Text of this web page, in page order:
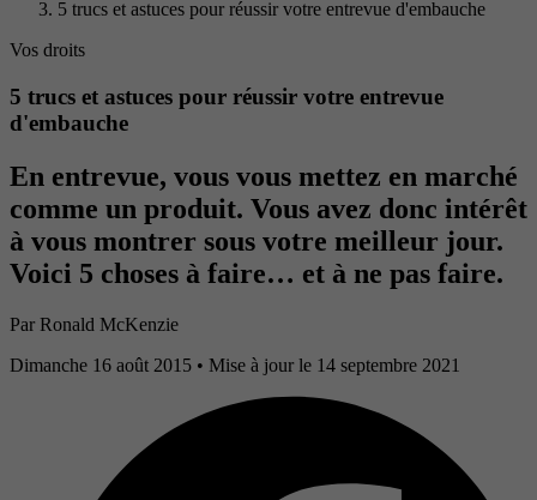
5 trucs et astuces pour réussir votre entrevue d'embauche
Vos droits
5 trucs et astuces pour réussir votre entrevue
d'embauche
En entrevue, vous vous mettez en marché
comme un produit. Vous avez donc intérêt
à vous montrer sous votre meilleur jour.
Voici 5 choses à faire… et à ne pas faire.
Par Ronald McKenzie
Dimanche 16 août 2015 • Mise à jour le 14 septembre 2021